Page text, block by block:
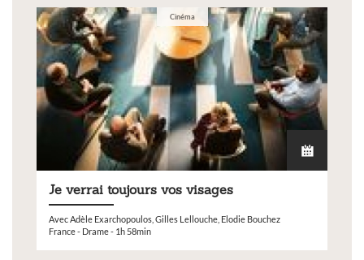
Cinéma
Je verrai toujours vos visages
Avec Adèle Exarchopoulos, Gilles Lellouche, Elodie Bouchez
France - Drame - 1h 58min